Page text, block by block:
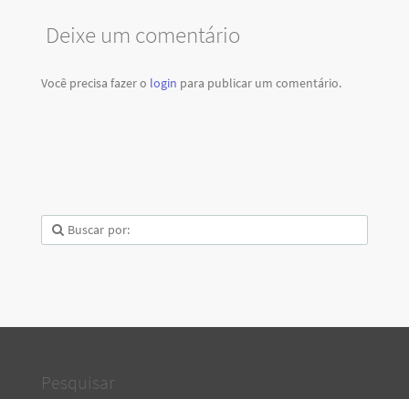
Deixe um comentário
Você precisa fazer o login para publicar um comentário.
Pesquisar